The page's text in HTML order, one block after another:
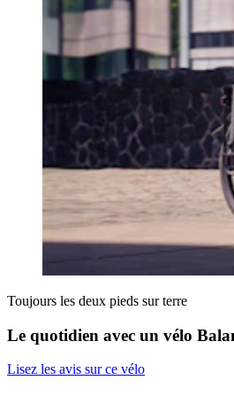
Toujours les deux pieds sur terre
Le quotidien avec un vélo
Lisez les avis sur ce vélo